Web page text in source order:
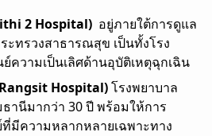
2 Hospital) อยู่ภายใต้การดูแล
ะทรวงสาธารณสุข เป็นทั้งโรง
ความเป็นเลิศด้านอุบัติเหตุฉุกเฉิน
Hospital)โรงพยาบาล
านีมากว่า 30 ปี พร้อมให้การ
มีความหลากหลายเฉพาะทาง